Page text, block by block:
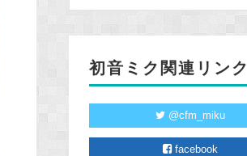
初音ミク関連リンク
@cfm_miku
facebook